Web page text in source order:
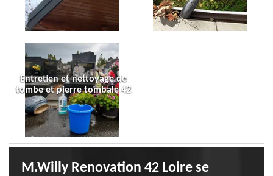
Entretien et nettoyage de
tombe et pierre tombale 42
M.Willy Renovation 42 Loire se